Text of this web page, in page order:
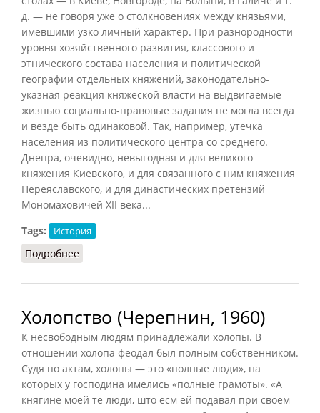
д. — не говоря уже о столкновениях между князьями,
имевшими узко личный характер. При разнородности
уровня хозяйственного развития, классового и
этнического состава населения и политической
географии отдельных княжений, законодательно-
указная реакция княжеской власти на выдвигаемые
жизнью социально-правовые задания не могла всегда
и везде быть одинаковой. Так, например, утечка
населения из политического центра со среднего.
Днепра, очевидно, невыгодная и для великого
княжения Киевского, и для связанного с ним княжения
Переяславского, и для династических претензий
Мономаховичей XII века...
Tags:
История
Подробнее
Холопство (Черепнин, 1960)
К несвободным людям принадлежали холопы. В
отношении холопа феодал был полным собственником.
Судя по актам, холопы — это «полные люди», на
которых у господина имелись «полные грамоты». «А
княгине моей те люди, што есм ей подавал при своем